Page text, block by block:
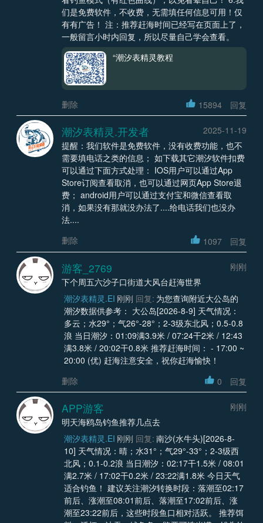
们是免费软件，不收费，无需填任何信息可用！仅
有有广告！ 注：推荐赶海时间已经写在页面上了，
一般留言小时内回复，所以尽量自己学会查看。
“潮汐表精灵教程
删除 15894 回复
潮汐表精灵.开发者
2025-11-19
提醒：我们软件是免费软件，没有收费功能，也不
需要填电话之类的信息； 如下载其它潮汐软件扣费
可以通过下面方式处理： IOS用户可以通过App
Store订阅查看取消，也可以通过网页App Store退
费； android用户可以通过支付宝和微信查看取
消，如果没有那就没办法了....给电话我们也没办
法....
删除
1097 回复
游客_2769
刚刚
下个周五六沙子口街道大风台赶海世界
潮汐表精灵.EI 刚刚 回复: 为您查询附近大公岛的
潮汐数据供参考： 大公岛[2026-8-9] 天气情况：
多云；水29°；气26°-28°；2-3级东北风；0.5-0.8
浪 当日潮汐：01:09满3.9米 / 07:24干2米 / 12:43
满3.8米 / 20:02干0.8米 推荐赶海时间： - 17:00 ~
20:00 (优) 赶海注意安全，祝你赶海愉快！
删除
0 回复
APP游客
刚刚
明天海鸥岛钓鱼推荐几点去
潮汐表精灵.EI 刚刚 回复: 南沙(水牛头)[2026-8-
10] 天气情况：晴；水31°；气29°-33°；2-3级西
北风；0.1-0.2浪 当日潮汐：02:17干1.5米 / 08:01
满2.7米 / 17:02干0.2米 / 23:22满1.8米 今日天气
适合钓鱼！ 建议关注潮汐转换时段：落潮至02:17
前后、涨潮至08:01前后、落潮至17:02前后、涨
潮至23:22前后，这些时段鱼口相对活跃。 推荐饵